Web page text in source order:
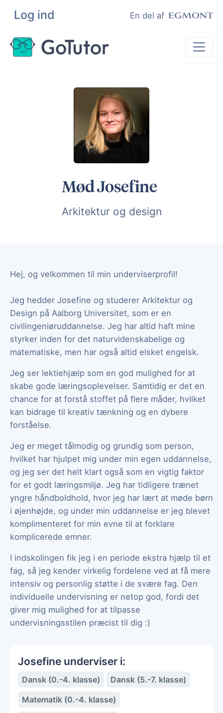
Log ind En del af
Søg
Lektiehjælp
Hjælp til ordblinde
Kundeudtalelser
Mød Josefine
Arkitektur og design
Hej, og velkommen til min underviserprofil!
Jeg hedder Josefine og studerer Arkitektur og
Design på Aalborg Universitet, som er en
civilingeniøruddannelse. Jeg har altid haft mine
styrker inden for det naturvidenskabelige og
matematiske, men har også altid elsket engelsk.
Jeg ser lektiehjælp som en god mulighed for at
skabe gode læringsoplevelser. Samtidig er det en
chance for at forstå stoffet på flere måder, hvilket
kan bidrage til kreativ tænkning og en dybere
forståelse.
Jeg er meget tålmodig og grundig som person,
hvilket har hjulpet mig under min egen uddannelse,
og jeg ser det helt klart også som en vigtig faktor
for et godt læringsmiljø. Jeg har tidligere trænet
yngre håndboldhold, hvor jeg har lært at møde børn
i øjenhøjde, og under min uddannelse er jeg blevet
komplimenteret for min evne til at forklare
komplicerede emner.
I indskolingen fik jeg i en periode ekstra hjælp til et
fag, så jeg kender virkelig fordelene ved at få mere
intensiv og personlig støtte i de svære fag. Den
individuelle undervisning er netop god, fordi det
giver mig mulighed for at tilpasse
undervisningsstilen præcist til dig :)
Josefine underviser i:
Dansk (0.-4. klasse)
Dansk (5.-7. klasse)
Matematik (0.-4. klasse)